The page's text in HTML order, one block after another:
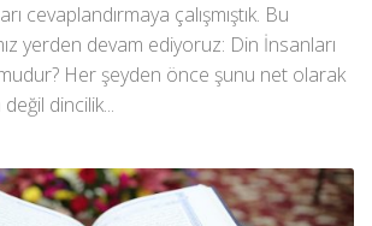
cevaplandırmaya çalışmıştık. Bu
yerden devam ediyoruz: Din İnsanları
Her şeyden önce şunu net olarak
dincilik...